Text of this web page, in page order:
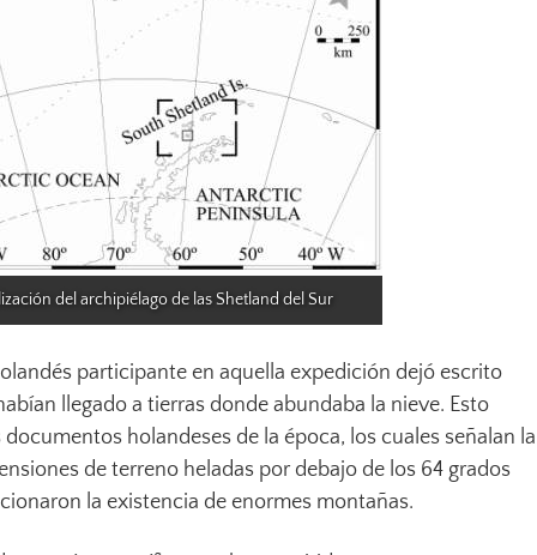
del archipiélago de las Shetland del Sur
participante en aquella expedición dejó escrito
llegado a tierras donde abundaba la nieve. Esto
holandeses de la época, los cuales señalan la
de terreno heladas por debajo de los 64 grados
la existencia de enormes montañas.